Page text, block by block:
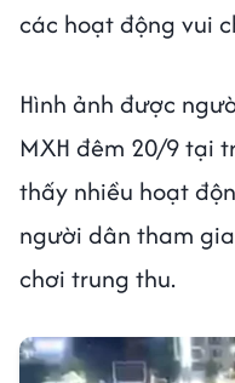
các hoạt động vui
Hình ảnh được
MXH đêm 20/9 tại
thấy nhiều hoạt
người dân tham
chơi trung thu.